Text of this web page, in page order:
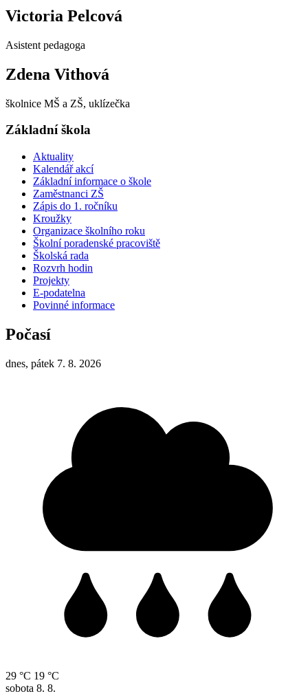
Victoria Pelcová
Asistent pedagoga
Zdena Vithová
školnice MŠ a ZŠ, uklízečka
Základní škola
Aktuality
Kalendář akcí
Základní informace o škole
Zaměstnanci ZŠ
Zápis do 1. ročníku
Kroužky
Organizace školního roku
Školní poradenské pracoviště
Školská rada
Rozvrh hodin
Projekty
E-podatelna
Povinné informace
Počasí
dnes, pátek 7. 8. 2026
29 °C 19 °C
sobota 8. 8.